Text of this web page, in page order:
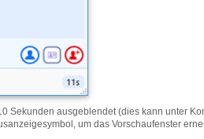
Sekunden ausgeblendet (dies kann unter
um das Vorschaufenster